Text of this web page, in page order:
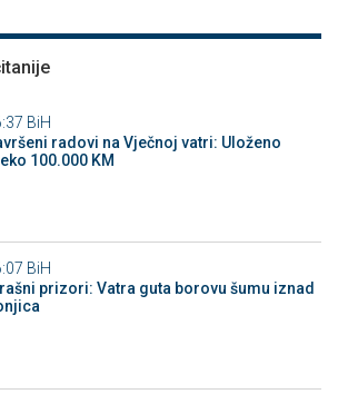
BiH
radovi na Vječnoj vatri: Uloženo
100.000 KM
BiH
prizori: Vatra guta borovu šumu iznad